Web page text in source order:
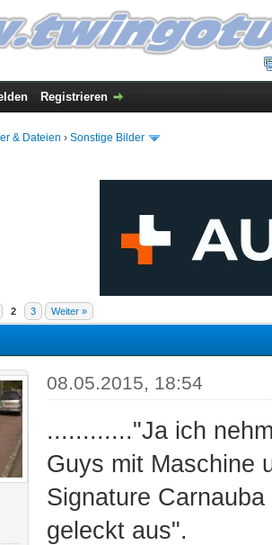
Registrieren
& Dateien › Sonstige Bilder
2 3 Weiter »
08.05.2015, 18:54
............"Ja ich
Guys mit Maschine
Signature
geleckt aus".